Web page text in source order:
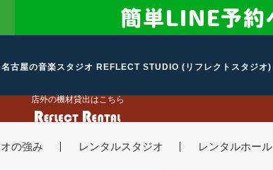
古屋の音楽スタジオ REFLECT STUDIO (リフレクトスタジオ)
店外の機材貸出はこちら
の強み レンタルスタジオ レンタルホール